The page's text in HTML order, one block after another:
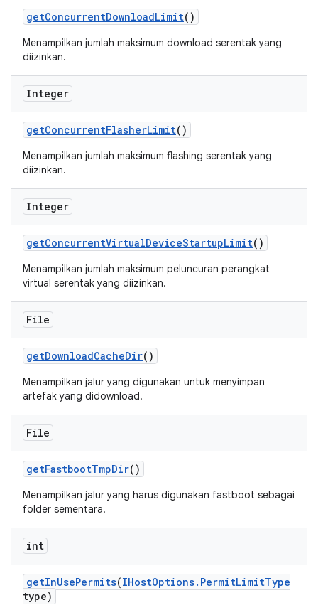
getConcurrentDownloadLimit()
Menampilkan jumlah maksimum download serentak yang
diizinkan.
Integer
getConcurrentFlasherLimit()
Menampilkan jumlah maksimum flashing serentak yang
diizinkan.
Integer
getConcurrentVirtualDeviceStartupLimit()
Menampilkan jumlah maksimum peluncuran perangkat
virtual serentak yang diizinkan.
File
getDownloadCacheDir()
Menampilkan jalur yang digunakan untuk menyimpan
artefak yang didownload.
File
getFastbootTmpDir()
Menampilkan jalur yang harus digunakan fastboot sebagai
folder sementara.
int
getInUsePermits(IHostOptions. PermitLimitType
type)